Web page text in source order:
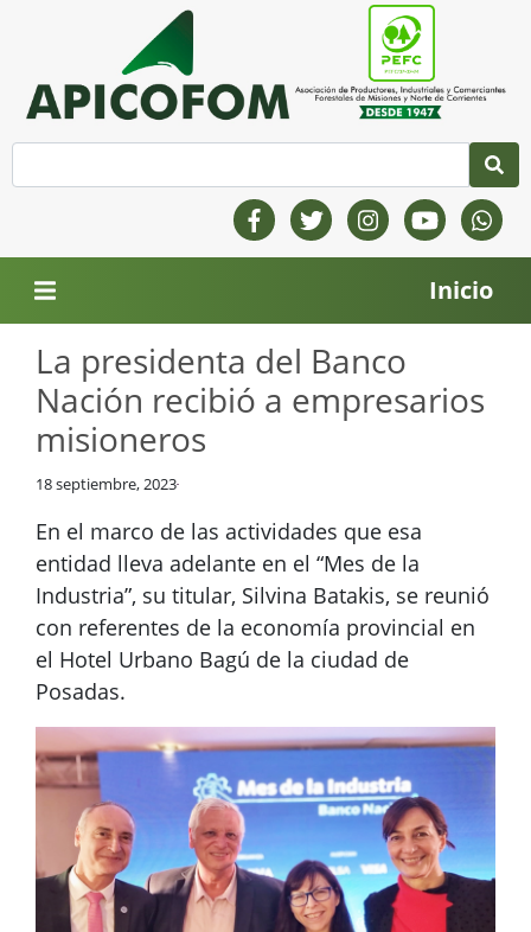
Inicio
La presidenta del Banco
Nación recibió a empresarios
misioneros
18 septiembre, 2023
En el marco de las actividades que esa
entidad lleva adelante en el “Mes de la
Industria”, su titular, Silvina Batakis, se reunió
con referentes de la economía provincial en
el Hotel Urbano Bagú de la ciudad de
Posadas.